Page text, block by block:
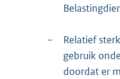
–
Relatief
gebruik
doordat er